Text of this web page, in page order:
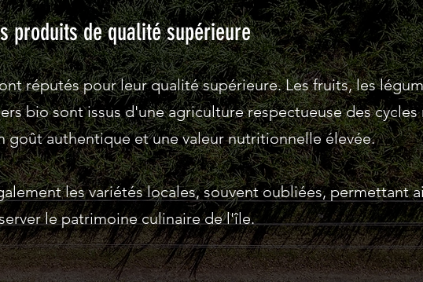
produits de qualité supérieure
réputés pour leur qualité supérieure. Les fruits, les
bio sont issus d'une agriculture respectueuse des cycles
goût authentique et une valeur nutritionnelle élevée.
les variétés locales, souvent oubliées, permettant
le patrimoine culinaire de l'île.